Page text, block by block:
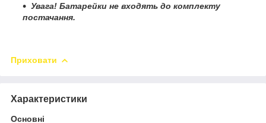
Увага! Батарейки не входять до комплекту
постачання.
Приховати
Характеристики
Основні